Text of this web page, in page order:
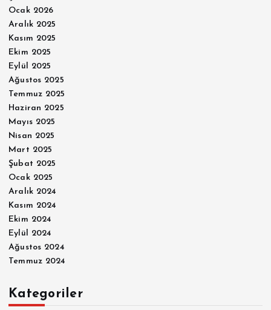
Ocak 2026
Aralık 2025
Kasım 2025
Ekim 2025
Eylül 2025
Ağustos 2025
Temmuz 2025
Haziran 2025
Mayıs 2025
Nisan 2025
Mart 2025
Şubat 2025
Ocak 2025
Aralık 2024
Kasım 2024
Ekim 2024
Eylül 2024
Ağustos 2024
Temmuz 2024
Kategoriler